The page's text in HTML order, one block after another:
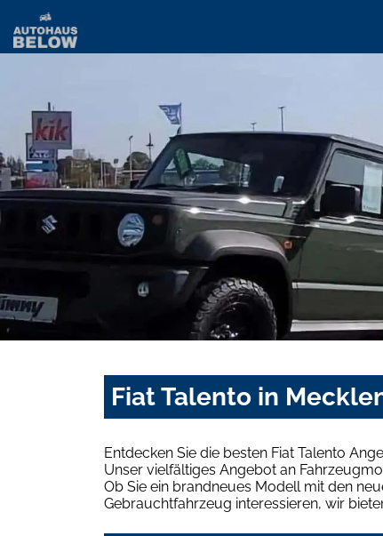
Fiat Talento in
Entdecken Sie die besten Fiat Talento
Unser vielfältiges Angebot an
Ob Sie ein brandneues Modell mit den
Gebrauchtfahrzeug interessieren, wir